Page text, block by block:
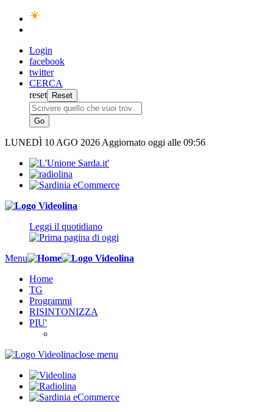
Login
facebook
twitter
CERCA
reset
LUNEDÌ 10 AGO 2026 Aggiornato oggi alle 09:56
Leggi il quotidiano
Menu
Home
TG
Programmi
RISINTONIZZA
PIU'
close menu